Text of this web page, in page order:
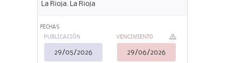
La Rioja. La Rioja
FECHAS
PUBLICACIÓN
29/05/2026
VENCIMIENTO
29/06/2026